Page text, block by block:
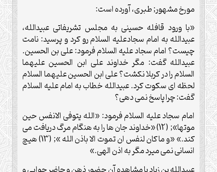
مورخ مشهور; طبری، آورده است:
«با ورود قافله حسینی به مجلس تشریفاتی عبیدالله،
عبیدالله به امام سجادعلیه السلام رو کرد و پرسید: نامت
چیست؟ امام سجاد علیه السلام فرمود: علی بن الحسین.
عبیدالله گفت: مگر خداوند علی ابن الحسین علیهما
السلام را در کربلا نکشت؟ علی ابن الحسین علیهما السلام
لحظه ای سکوت کرد. عبیدالله خطاب به امام علیه السلام
گفت: چرا پاسخ نمی دهی؟
امام سجاد علیه السلام فرمود: «الله یتوفی الانفس حین
موتها»; (12) «خداوند جان ها را به هنگام مرگ دریافت می
کند.» «و ما کان لنفس ان تموت الا باذن الله »; (13) هیچ
انسانی نمی میرد مگر به اذن الهی.»